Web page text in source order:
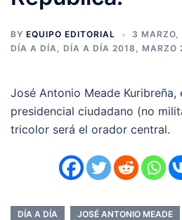
BY EQUIPO EDITORIAL
3 MARZO,
DÍA A DÍA, DÍA A DÍA 2018 , MARZO
José Antonio Meade
presidencial ciudadano (no
tricolor será el orador central.
DÍA A DÍA JOSÉ ANTONIO MEADE